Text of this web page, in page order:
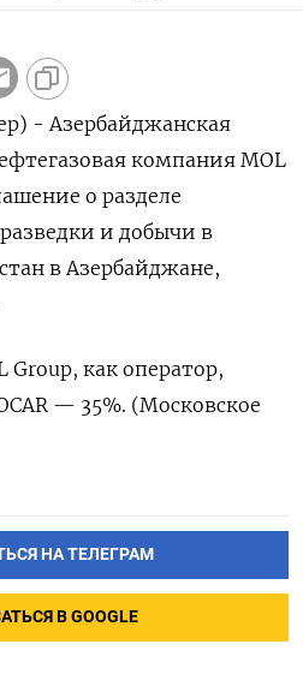
- Азербайджанская
компания MOL
о разделе
и добычи в
в Азербайджане,
Group, как оператор,
— 35%. (Московское
НА ТЕЛЕГРАМ
В GOOGLE